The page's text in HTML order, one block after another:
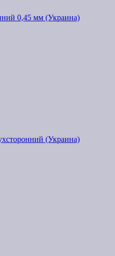
0,45 мм (Украина)
(Украина)